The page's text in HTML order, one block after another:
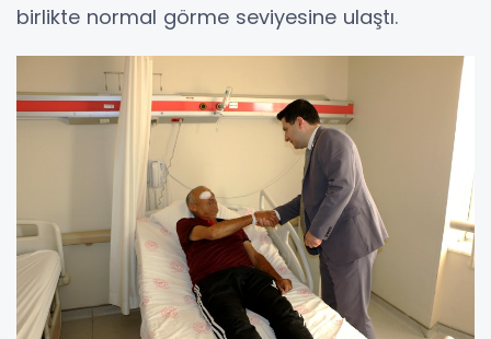
birlikte normal görme seviyesine ulaştı.